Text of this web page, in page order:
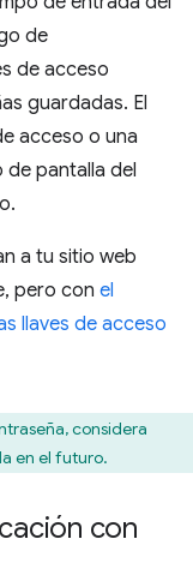
de
de acceso
guardadas. El
acceso o una
pantalla del
a tu sitio web
pero con el
llaves de acceso
considera
en el futuro.
con